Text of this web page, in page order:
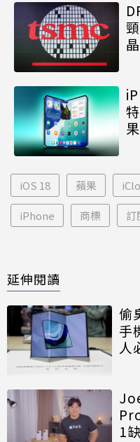
iOS 18 蘋果
iPhone 商標 訂
延伸閱讀
偷
手
人
1